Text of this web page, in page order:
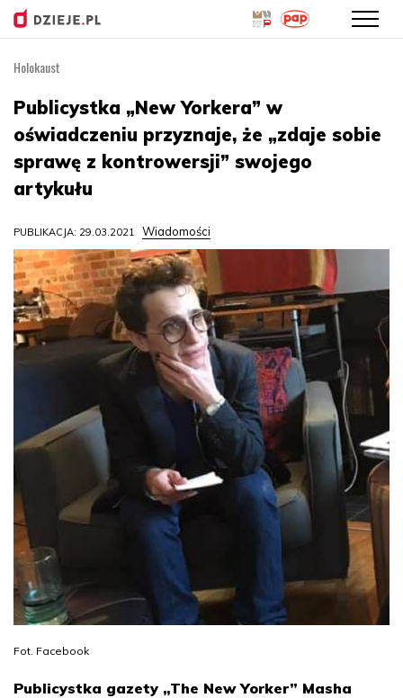
treści
Holokaust
Publicystka „New Yorkera” w
oświadczeniu przyznaje, że „zdaje sobie
sprawę z kontrowersji” swojego
artykułu
PUBLIKACJA: 29.03.2021 Wiadomości
Fot. Facebook
Publicystka gazety „The New Yorker” Masha